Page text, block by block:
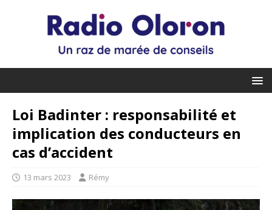
Loi Badinter : responsabilité et
implication des conducteurs en
cas d’accident
13 mars 2023 Rémy